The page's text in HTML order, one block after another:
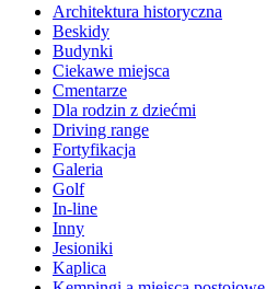
Architektura historyczna
Beskidy
Budynki
Ciekawe miejsca
Cmentarze
Dla rodzin z dziećmi
Driving range
Fortyfikacja
Galeria
Golf
In-line
Inny
Jesioniki
Kaplica